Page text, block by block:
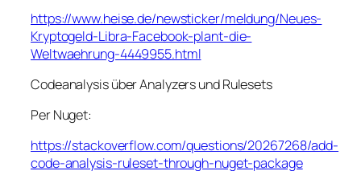
https://www.heise.de/newsticker/meldung/Neues-
Kryptogeld-Libra-Facebook-plant-die-
Weltwaehrung-4449955.html
Codeanalysis über Analyzers und Rulesets
Per Nuget:
https://stackoverflow.com/questions/20267268/add-
code-analysis-ruleset-through-nuget-package